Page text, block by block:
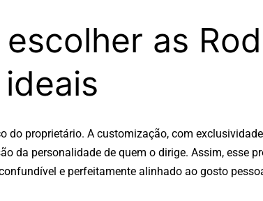
as
do proprietário. A customização, com
da personalidade de quem o dirige. Assim, esse
e perfeitamente alinhado ao gosto